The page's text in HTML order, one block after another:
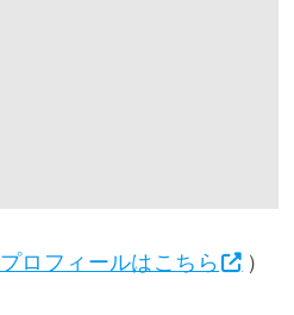
プロフィールはこちら
）